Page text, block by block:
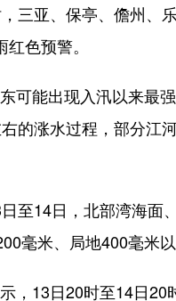
亚、保亭、儋州、
色预警。
能出现入汛以来最
的涨水过程，部分江
14日，北部湾海面
毫米、局地400毫米以
13日20时至14日20